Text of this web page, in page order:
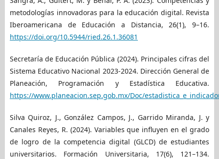
metodologías innovadoras para la educación digital. Revista
Iberoamericana de Educación a Distancia, 26(1), 9–16.
https://doi.org/10.5944/ried.26.1.36081
Secretaría de Educación Pública (2024). Principales cifras del
Sistema Educativo Nacional 2023-2024. Dirección General de
Planeación, Programación y Estadística Educativa.
https://www.planeacion.sep.gob.mx/Doc/
Silva Quiroz, J., González Campos, J., Garrido Miranda, J. y
Canales Reyes, R. (2024). Variables que influyen en el grado
de logro de la competencia digital (GLCD) de estudiantes
universitarios. Formación Universitaria, 17(6), 121–134.